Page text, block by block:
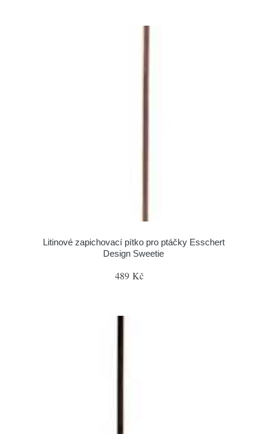
Litinové zapichovací pítko pro ptáčky Esschert
Design Sweetie
489 Kč